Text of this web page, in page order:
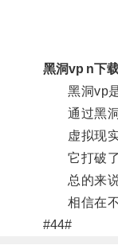
黑洞vp n下
黑洞vp是
通过黑洞
虚拟现实
它打破了
总的来说
相信在不
#44#